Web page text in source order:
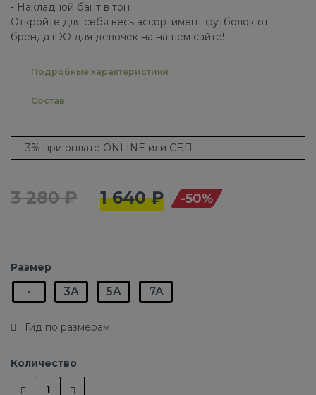
- Накладной бант в тон
Откройте для себя весь ассортимент футболок от
бренда iDO для девочек на нашем сайте!
Подробные характеристики
Состав
-3% при оплате ONLINE или СБП
3 280 ₽ 1 640 ₽ -50%
Размер
- 3A 5A 7A
Гид по размерам
Количество